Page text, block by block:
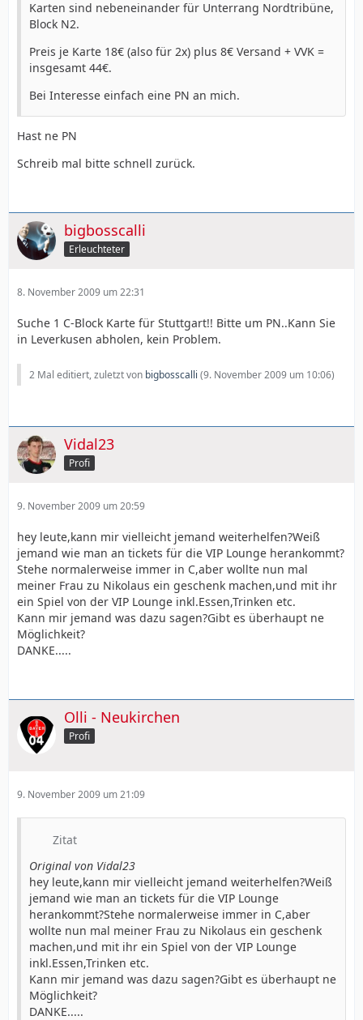
Karten sind nebeneinander für Unterrang Nordtribüne,
Block N2.
Preis je Karte 18€ (also für 2x) plus 8€ Versand + VVK =
insgesamt 44€.
Bei Interesse einfach eine PN an mich.
Hast ne PN
Schreib mal bitte schnell zurück.
bigbosscalli
Erleuchteter
8. November 2009 um 22:31
Suche 1 C-Block Karte für Stuttgart!! Bitte um PN..Kann Sie
in Leverkusen abholen, kein Problem.
2 Mal editiert, zuletzt von bigbosscalli (9. November 2009 um 10:06)
Vidal23
Profi
9. November 2009 um 20:59
hey leute,kann mir vielleicht jemand weiterhelfen?Weiß
jemand wie man an tickets für die VIP Lounge herankommt?
Stehe normalerweise immer in C,aber wollte nun mal
meiner Frau zu Nikolaus ein geschenk machen,und mit ihr
ein Spiel von der VIP Lounge inkl.Essen,Trinken etc.
Kann mir jemand was dazu sagen?Gibt es überhaupt ne
Möglichkeit?
DANKE.....
Olli - Neukirchen
Profi
9. November 2009 um 21:09
Zitat
Original von Vidal23
hey leute,kann mir vielleicht jemand weiterhelfen?Weiß
jemand wie man an tickets für die VIP Lounge
herankommt?Stehe normalerweise immer in C,aber
wollte nun mal meiner Frau zu Nikolaus ein geschenk
machen,und mit ihr ein Spiel von der VIP Lounge
inkl.Essen,Trinken etc.
Kann mir jemand was dazu sagen?Gibt es überhaupt ne
Möglichkeit?
DANKE.....